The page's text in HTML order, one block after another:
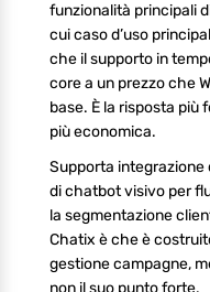
funzionalità principali
cui caso d’uso
che il supporto in
core a un prezzo che
base. È la risposta più
più economica.
Supporta integrazione
di chatbot visivo per
la segmentazione
Chatix è che è
gestione campagne,